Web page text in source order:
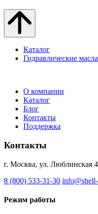
Каталог
Гидравлические масла
О компании
Каталог
Блог
Контакты
Поддержка
Контакты
г. Москва, ул. Люблинская
8 (800) 533-31-30
Режим работы